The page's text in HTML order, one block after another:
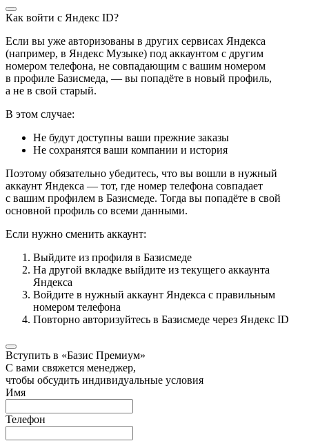
Как войти с Яндекс ID?
Если вы уже авторизованы в других сервисах Яндекса
(например, в Яндекс Музыке) под аккаунтом с другим
номером телефона, не совпадающим с вашим номером
в профиле Базисмеда, — вы попадёте в новый профиль,
а не в свой старый.
В этом случае:
Не будут доступны ваши прежние заказы
Не сохранятся ваши компании и история
Поэтому обязательно убедитесь, что вы вошли в нужный
аккаунт Яндекса — тот, где номер телефона совпадает
с вашим профилем в Базисмеде. Тогда вы попадёте в свой
основной профиль со всеми данными.
Если нужно сменить аккаунт:
Выйдите из профиля в Базисмеде
На другой вкладке выйдите из текущего аккаунта
Яндекса
Войдите в нужный аккаунт Яндекса с правильным
номером телефона
Повторно авторизуйтесь в Базисмеде через Яндекс ID
Вступить в «Базис Премиум»
С вами свяжется менеджер,
чтобы обсудить индивидуальные условия
Имя
Телефон